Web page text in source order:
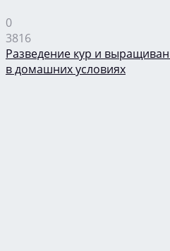
0
3816
Разведение кур и
в домашних условиях